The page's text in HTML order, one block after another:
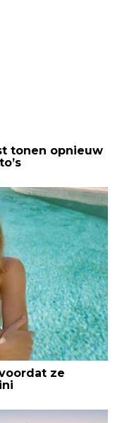
tonen opnieuw
ze